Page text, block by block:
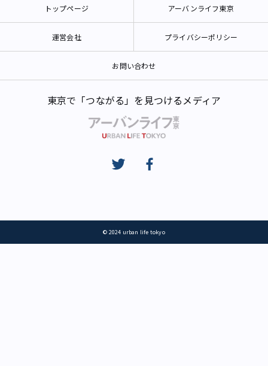
トップページ アーバンライフ東京
運営会社 プライバシーポリシー
お問い合わせ
東京で「つながる」を見つけるメディア
© 2024 urban life tokyo